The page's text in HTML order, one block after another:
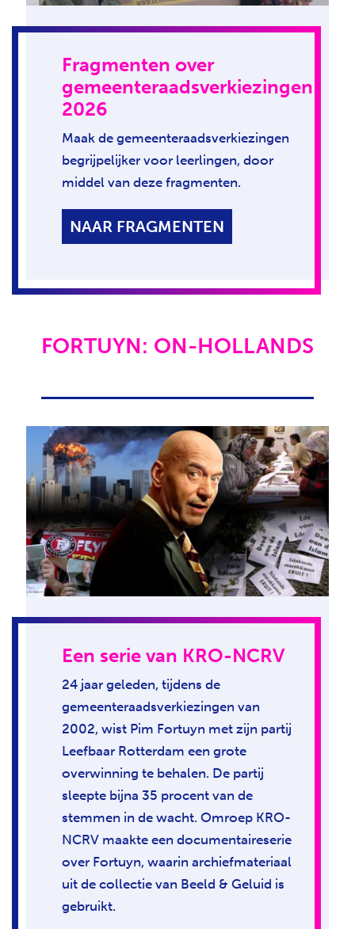
Fragmenten over
gemeenteraadsverkiezingen
2026
Maak de gemeenteraadsverkiezingen
begrijpelijker voor leerlingen, door
middel van deze fragmenten.
NAAR FRAGMENTEN
FORTUYN: ON-HOLLANDS
Een serie van KRO-NCRV
24 jaar geleden, tijdens de
gemeenteraadsverkiezingen van
2002, wist Pim Fortuyn met zijn partij
Leefbaar Rotterdam een grote
overwinning te behalen. De partij
sleepte bijna 35 procent van de
stemmen in de wacht. Omroep KRO-
NCRV maakte een documentaireserie
over Fortuyn, waarin archiefmateriaal
uit de collectie van Beeld & Geluid is
gebruikt.